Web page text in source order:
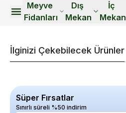
Meyve
Fidanları
Dış
Mekan
İç
Mekan
İlginizi Çekebilecek Ürünler
Süper Fırsatlar
Sınırlı süreli %50 indirim